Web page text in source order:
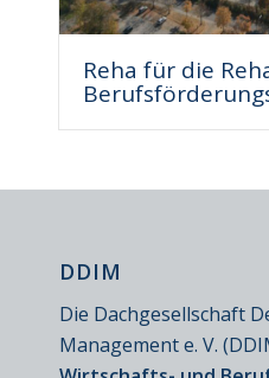
Reha für die
DDIM
Die Dachgesellschaft
Management e. V.